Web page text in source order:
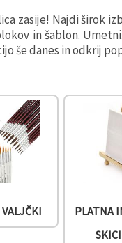
zasije! Najdi širok
in šablon.
še danes in odkrij
PLATNA